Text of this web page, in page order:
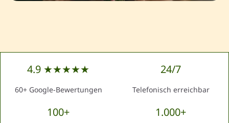
4.9 ★★★★★
60+ Google-Bewertungen
24/7
Telefonisch erreichbar
100+ 1.000+